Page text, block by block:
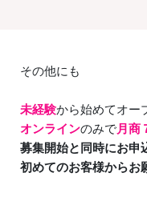
その他にも
未経験から始めてオー
オンラインのみで月商
募集開始と同時にお申
初めてのお客様からお